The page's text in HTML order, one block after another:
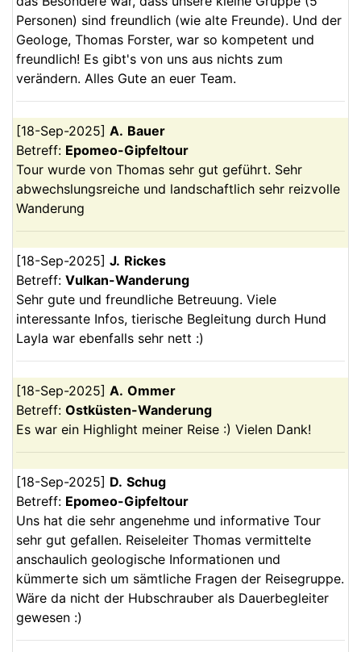
Personen) sind freundlich (wie alte Freunde). Und der
Geologe, Thomas Forster, war so kompetent und
freundlich! Es gibt's von uns aus nichts zum
verändern. Alles Gute an euer Team.
[18-Sep-2025] A. Bauer
Betreff: Epomeo-Gipfeltour
Tour wurde von Thomas sehr gut geführt. Sehr
abwechslungsreiche und landschaftlich sehr reizvolle
Wanderung
[18-Sep-2025] J. Rickes
Betreff: Vulkan-Wanderung
Sehr gute und freundliche Betreuung. Viele
interessante Infos, tierische Begleitung durch Hund
Layla war ebenfalls sehr nett :)
[18-Sep-2025] A. Ommer
Betreff: Ostküsten-Wanderung
Es war ein Highlight meiner Reise :) Vielen Dank!
[18-Sep-2025] D. Schug
Betreff: Epomeo-Gipfeltour
Uns hat die sehr angenehme und informative Tour
sehr gut gefallen. Reiseleiter Thomas vermittelte
anschaulich geologische Informationen und
kümmerte sich um sämtliche Fragen der Reisegruppe.
Wäre da nicht der Hubschrauber als Dauerbegleiter
gewesen :)